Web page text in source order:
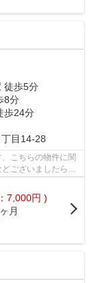
徒歩5分
8分
歩24分
丁目14-28
こちらの物件に関
ございましたらま
7,000円 )
月